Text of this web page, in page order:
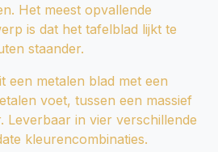
Het meest opvallende
is dat het tafelblad lijkt te
staander.
een metalen blad met een
voet, tussen een massief
Leverbaar in vier verschillende
kleurencombinaties.